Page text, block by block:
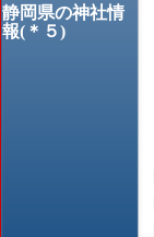
静岡県の神社情
報(＊５)